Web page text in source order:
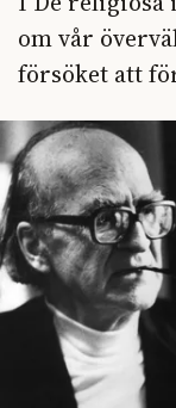
om vår
försöket att